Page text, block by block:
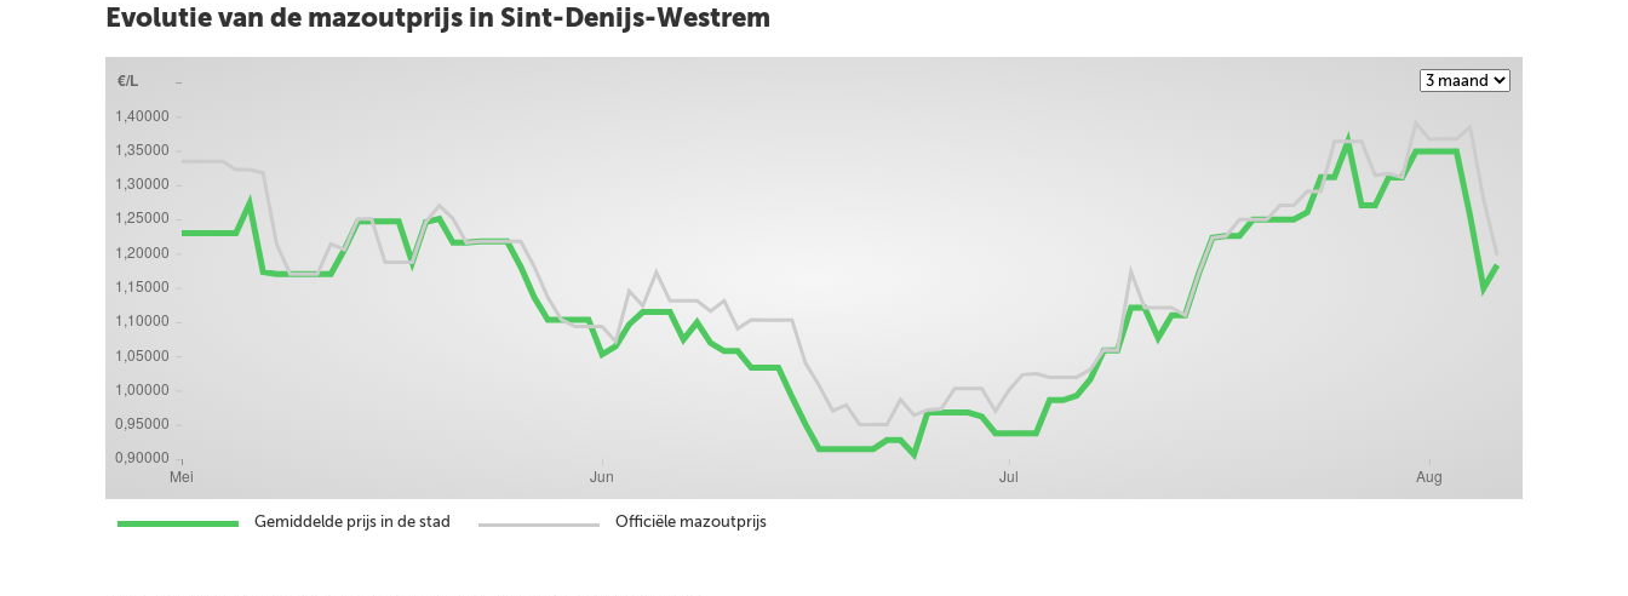
Evolutie van de mazoutprijs in Sint-Denijs-Westrem
Gemiddelde prijs in de stad Officiële mazoutprijs